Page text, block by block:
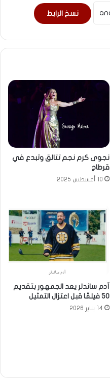
نسخ الرابط
نجوى كرم نجم تتالق وتبدع في
قرطاج
10 أغسطس 2025
آدم ساندلر يعد الجمهور بتقديم
50 فيلمًا قبل اعتزال التمثيل
14 يناير 2026